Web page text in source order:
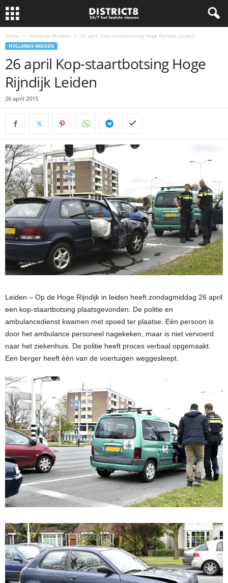
Home Hollands-Midden 26 april Kop-staartbotsing Hoge Rijndijk Leiden
HOLLANDS-MIDDEN
26 april Kop-staartbotsing Hoge
Rijndijk Leiden
26 april 2015
Leiden – Op de Hoge Rijndijk in leiden heeft zondagmiddag 26 april
een kop-staartbotsing plaatsgevonden. De politie en
ambulancedienst kwamen met spoed ter plaatse. Eèn persoon is
door het ambulance personeel nagekeken, maar is niet vervoerd
naar het ziekenhuis. De politie heeft proces verbaal opgemaakt.
Een berger heeft èèn van de voertuigen weggesleept.